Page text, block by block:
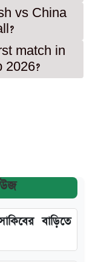
vs China
match in
2026?
বাড়িতে